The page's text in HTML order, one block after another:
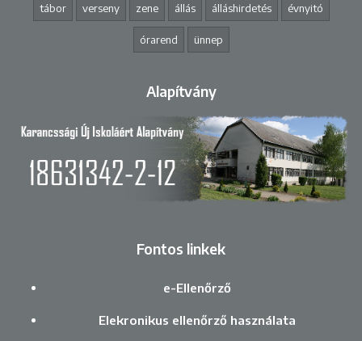
tábor verseny zene állás álláshirdetés évnyitó
órarend ünnep
Alapítvány
Fontos linkek
e-Ellenőrző
Elekronikus ellenőrző használata